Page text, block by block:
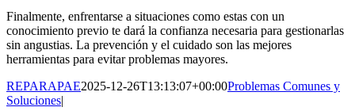
Finalmente, enfrentarse a situaciones como estas con un
conocimiento previo te dará la confianza necesaria para gestionarlas
sin angustias. La prevención y el cuidado son las mejores
herramientas para evitar problemas mayores.
REPARAPAE2025-12-26T13:13:07+00:00Problemas Comunes y
Soluciones|